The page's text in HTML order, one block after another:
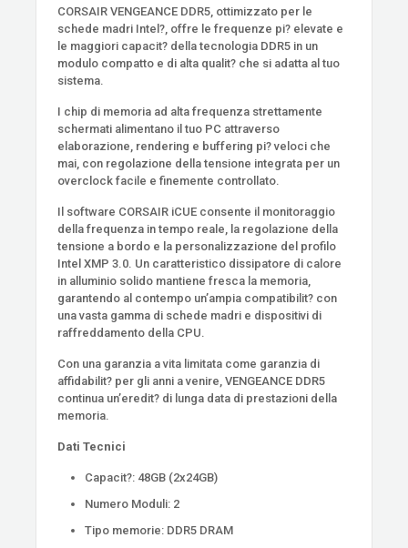
CORSAIR VENGEANCE DDR5, ottimizzato per le
schede madri Intel?, offre le frequenze pi? elevate e
le maggiori capacit? della tecnologia DDR5 in un
modulo compatto e di alta qualit? che si adatta al tuo
sistema.
I chip di memoria ad alta frequenza strettamente
schermati alimentano il tuo PC attraverso
elaborazione, rendering e buffering pi? veloci che
mai, con regolazione della tensione integrata per un
overclock facile e finemente controllato.
Il software CORSAIR iCUE consente il monitoraggio
della frequenza in tempo reale, la regolazione della
tensione a bordo e la personalizzazione del profilo
Intel XMP 3.0. Un caratteristico dissipatore di calore
in alluminio solido mantiene fresca la memoria,
garantendo al contempo un’ampia compatibilit? con
una vasta gamma di schede madri e dispositivi di
raffreddamento della CPU.
Con una garanzia a vita limitata come garanzia di
affidabilit? per gli anni a venire, VENGEANCE DDR5
continua un’eredit? di lunga data di prestazioni della
memoria.
Dati Tecnici
Capacit?: 48GB (2x24GB)
Numero Moduli: 2
Tipo memorie: DDR5 DRAM